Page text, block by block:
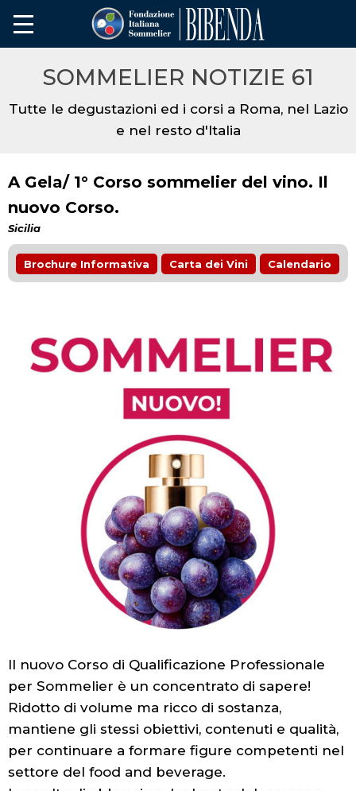
SOMMELIER NOTIZIE 61
Tutte le degustazioni ed i corsi a Roma, nel Lazio
e nel resto d'Italia
A Gela/ 1° Corso sommelier del vino. Il
nuovo Corso.
Sicilia
Brochure Informativa Carta dei Vini Calendario
Il nuovo Corso di Qualificazione Professionale
per Sommelier è un concentrato di sapere!
Ridotto di volume ma ricco di sostanza,
mantiene gli stessi obiettivi, contenuti e qualità,
per continuare a formare figure competenti nel
settore del food and beverage.